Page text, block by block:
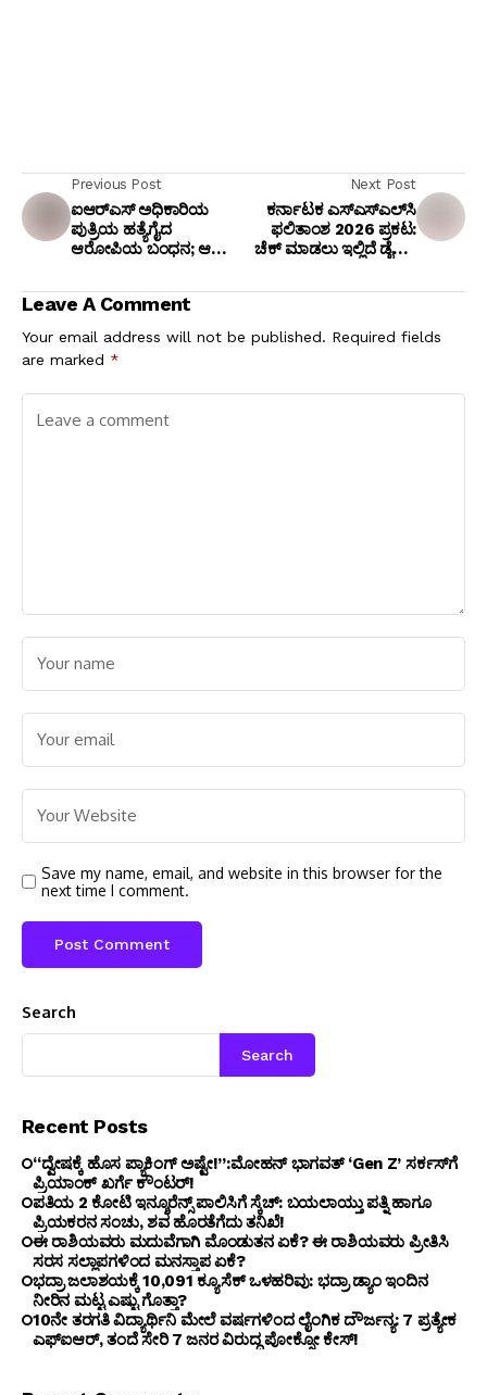
Previous Post
ಐಆರ್‌ಎಸ್ ಅಧಿಕಾರಿಯ
ಪುತ್ರಿಯ ಹತ್ಯೆಗೈದ
ಆರೋಪಿಯ ಬಂಧನ; ಆಟೋ
ಸಿಕ್ಕಿಬಿದ್ದ ಕಿರಾತಕ!
Next Post
ಕರ್ನಾಟಕ ಎಸ್‌ಎಸ್‌ಎಲ್‌ಸಿ
ಫಲಿತಾಂಶ 2026 ಪ್ರಕಟ:
ಚೆಕ್ ಮಾಡಲು ಇಲ್ಲಿದೆ ಡೈರೆಕ್ಟ್
Leave A Comment
Your email address will not be published. Required fields
are marked *
Save my name, email, and website in this browser for the
next time I comment.
Search
Search
Recent Posts
“ದ್ವೇಷಕ್ಕೆ ಹೊಸ ಪ್ಯಾಕಿಂಗ್ ಅಷ್ಟೇ!”:ಮೋಹನ್ ಭಾಗವತ್‌ ‘Gen Z’ ಸರ್ಕಸ್‌ಗೆ
ಪ್ರಿಯಾಂಕ್ ಖರ್ಗೆ ಕೌಂಟರ್!
ಪತಿಯ ₹2 ಕೋಟಿ ಇನ್ಶೂರೆನ್ಸ್ ಪಾಲಿಸಿಗೆ ಸ್ಕೆಚ್: ಬಯಲಾಯ್ತು ಪತ್ನಿ ಹಾಗೂ
ಪ್ರಿಯಕರನ ಸಂಚು, ಶವ ಹೊರತೆಗೆದು ತನಿಖೆ!
ಈ ರಾಶಿಯವರು ಮದುವೆಗಾಗಿ ಮೊಂಡುತನ ಏಕೆ? ಈ ರಾಶಿಯವರು ಪ್ರೀತಿಸಿ
ಸರಸ ಸಲ್ಲಾಪಗಳಿಂದ ಮನಸ್ತಾಪ ಏಕೆ?
ಭದ್ರಾ ಜಲಾಶಯಕ್ಕೆ 10,091 ಕ್ಯೂಸೆಕ್ ಒಳಹರಿವು: ಭದ್ರಾ ಡ್ಯಾಂ ಇಂದಿನ
ನೀರಿನ ಮಟ್ಟ ಎಷ್ಟು ಗೊತ್ತಾ?
10ನೇ ತರಗತಿ ವಿದ್ಯಾರ್ಥಿನಿ ಮೇಲೆ ವರ್ಷಗಳಿಂದ ಲೈಂಗಿಕ ದೌರ್ಜನ್ಯ: 7 ಪ್ರತ್ಯೇಕ
ಎಫ್ಐಆರ್, ತಂದೆ ಸೇರಿ 7 ಜನರ ವಿರುದ್ಧ ಪೋಕ್ಸೋ ಕೇಸ್!